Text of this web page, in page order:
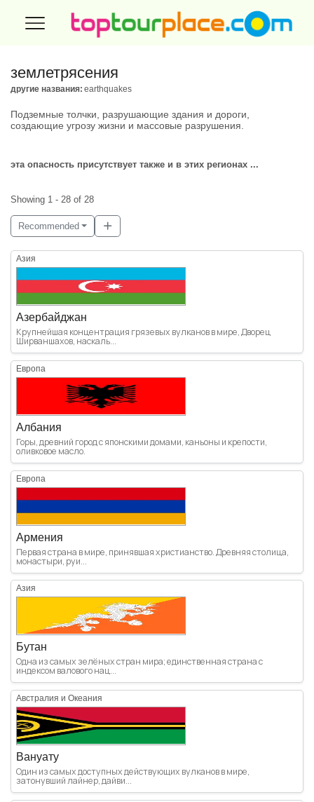
землетрясения
другие названия: earthquakes
Подземные толчки, разрушающие здания и дороги,
создающие угрозу жизни и массовые разрушения.
эта опасность присутствует также и в этих регионах ...
Showing 1 - 28 of 28
Recommended
Азия
Азербайджан
Крупнейшая концентрация грязевых вулканов в мире, Дворец
Ширваншахов, наскаль...
Европа
Албания
Горы, древний город с японскими домами, каньоны и крепости,
оливковое масло.
Европа
Армения
Первая страна в мире, принявшая христианство. Древняя столица,
монастыри, руи...
Азия
Бутан
Одна из самых зелёных стран мира; единственная страна с
индексом валового нац...
Австралия и Океания
Вануату
Один из самых доступных действующих вулканов в мире,
затонувший лайнер, дайви...